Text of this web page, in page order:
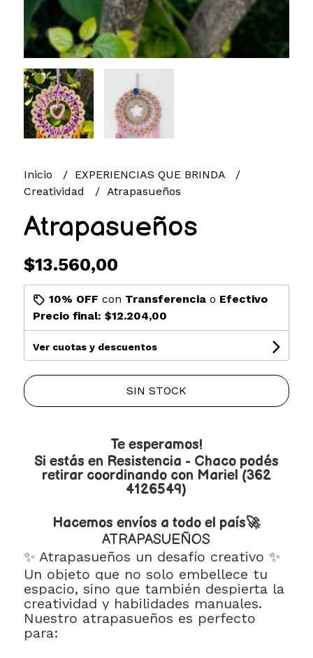
Inicio
EXPERIENCIAS QUE BRINDA
Creatividad
Atrapasueños
Atrapasueños
$13.560,00
10% OFF con Transferenciao Efectivo
Precio final: $12.204,00
Ver cuotas y descuentos
SIN STOCK
Te esperamos!
Si estás en Resistencia - Chaco podés
retirar coordinando con Mariel (362
4126549)
Hacemos envíos a todo el país🚀
ATRAPASUEÑOS
✨ Atrapasueños un desafío creativo ✨
Un objeto que no solo embellece tu
espacio, sino que también despierta la
creatividad y habilidades manuales.
Nuestro atrapasueños es perfecto
para: